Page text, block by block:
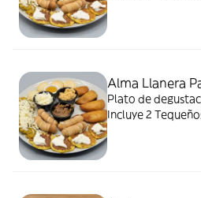
Alma Llanera
Plato de
Incluye 2